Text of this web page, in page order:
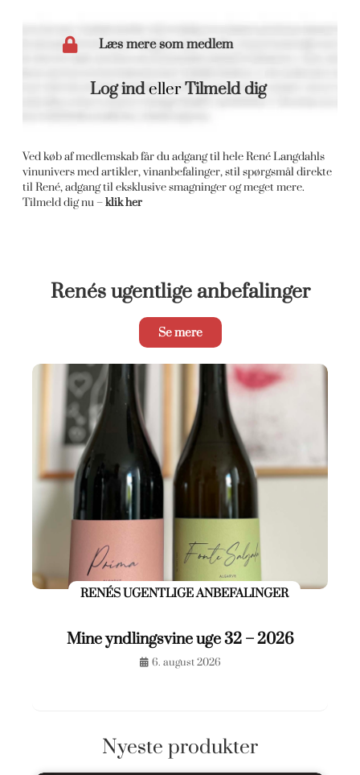
Læs mere som medlem
Log indellerTilmeld dig
Ved køb af medlemskab får du adgang til hele René Langdahls
vinunivers med artikler, vinanbefalinger, stil spørgsmål direkte
til René, adgang til eksklusive smagninger og meget mere.
Tilmeld dig nu –klik her
Renés ugentlige anbefalinger
Se mere
RENÉS UGENTLIGE ANBEFALINGER
Mine yndlingsvine uge 32 – 2026
6. august 2026
Nyeste produkter